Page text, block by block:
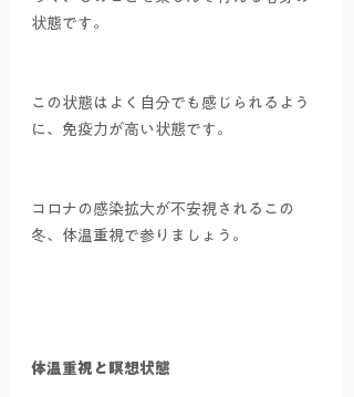
状態です。
この状態はよく自分でも感じられるよう
に、免疫力が高い状態です。
コロナの感染拡大が不安視されるこの
冬、体温重視で参りましょう。
体温重視と瞑想状態